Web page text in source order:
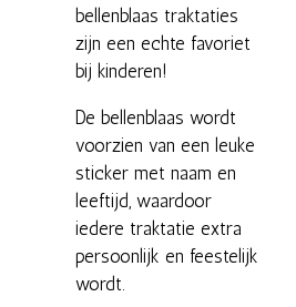
bellenblaas traktaties
zijn een echte favoriet
bij kinderen!
De bellenblaas wordt
voorzien van een leuke
sticker met naam en
leeftijd, waardoor
iedere traktatie extra
persoonlijk en feestelijk
wordt.